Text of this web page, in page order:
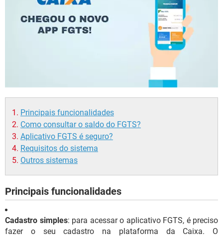
Principais funcionalidades
Como consultar o saldo do FGTS?
Aplicativo FGTS é seguro?
Requisitos do sistema
Outros sistemas
Principais funcionalidades
Cadastro simples: para acessar o aplicativo FGTS, é preciso
fazer o seu cadastro na plataforma da Caixa. O